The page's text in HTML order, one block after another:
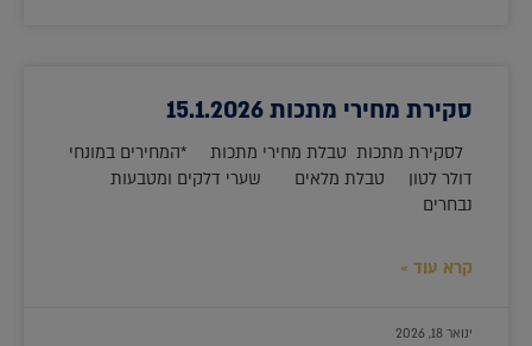
סקירת מחירי מתכות 15.1.2026
לסקירת מתכות טבלת מחירי מתכות *המחירים במונחי
דולר לטון טבלת מלאים שערי דלקים ומטבעות
נבחרים
קרא עוד »
ינואר 18, 2026